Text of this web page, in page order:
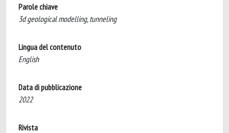
Parole chiave
3d geological modelling, tunneling
Lingua del contenuto
English
Data di pubblicazione
2022
Rivista